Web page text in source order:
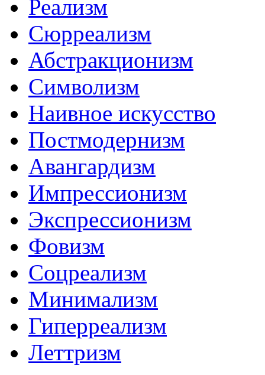
Реализм
Сюрреализм
Абстракционизм
Символизм
Наивное искусство
Постмодернизм
Авангардизм
Импрессионизм
Экспрессионизм
Фовизм
Соцреализм
Минимализм
Гиперреализм
Леттризм